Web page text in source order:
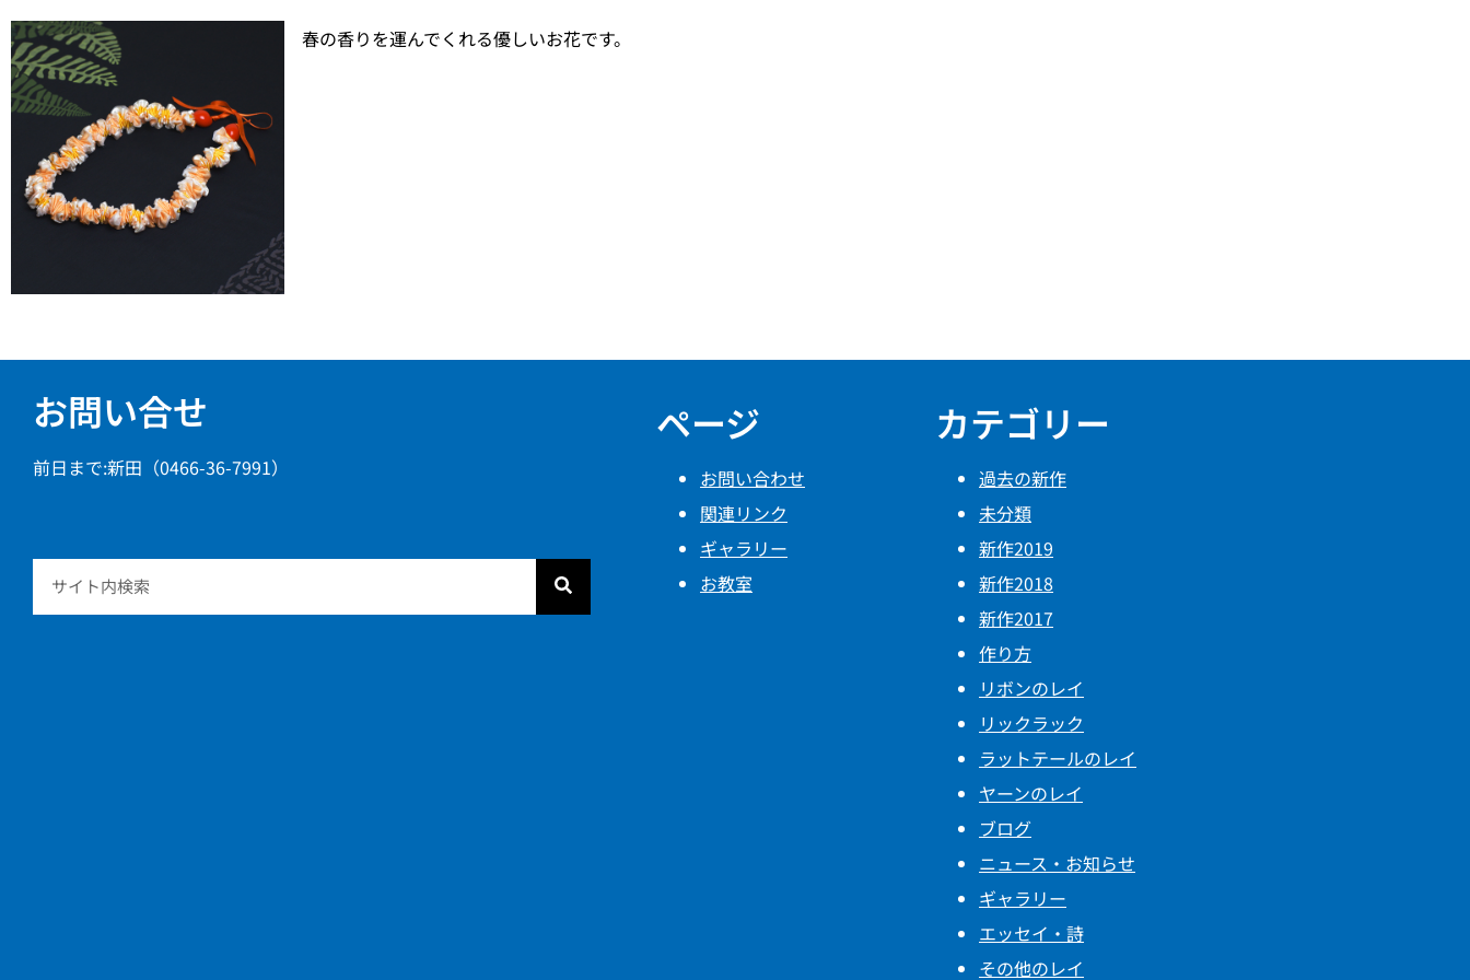
春の香りを運んでくれる優しいお花です。
お問い合せ
前日まで:新田（0466-36-7991）
ページ
お問い合わせ
関連リンク
ギャラリー
お教室
カテゴリー
過去の新作
未分類
新作2019
新作2018
新作2017
作り方
リボンのレイ
リックラック
ラットテールのレイ
ヤーンのレイ
ブログ
ニュース・お知らせ
ギャラリー
エッセイ・詩
その他のレイ